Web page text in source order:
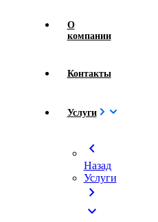
О
компании
Контакты
Услуги
chevron_left
Назад
Услуги
chevron_right
expand_more